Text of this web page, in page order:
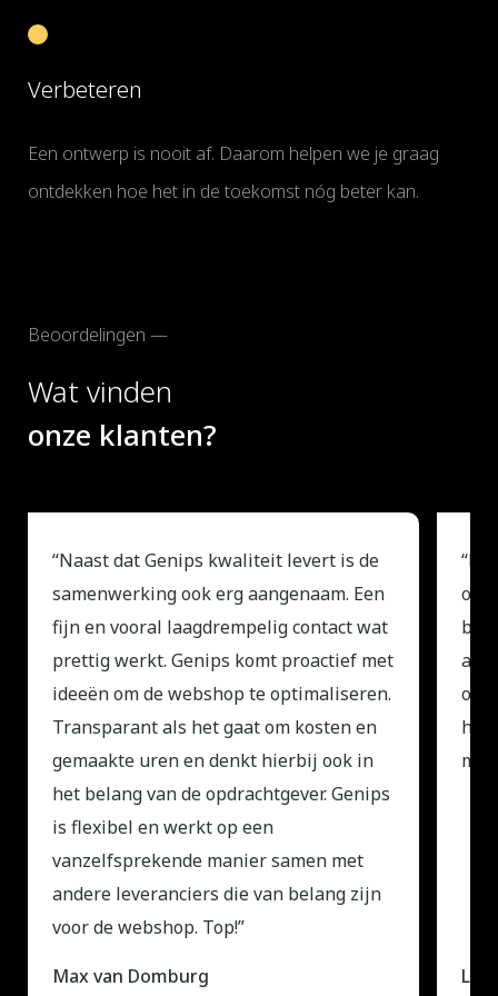
Verbeteren
Een ontwerp is nooit af. Daarom helpen we je graag
ontdekken hoe het in de toekomst nóg beter kan.
Beoordelingen —
Wat vinden
onze klanten?
“Naast dat Genips kwaliteit levert is de
samenwerking ook erg aangenaam. Een
fijn en vooral laagdrempelig contact wat
prettig werkt. Genips komt proactief met
ideeën om de webshop te optimaliseren.
Transparant als het gaat om kosten en
gemaakte uren en denkt hierbij ook in
het belang van de opdrachtgever. Genips
is flexibel en werkt op een
vanzelfsprekende manier samen met
andere leveranciers die van belang zijn
voor de webshop. Top!”
Max van Domburg
al 2
het